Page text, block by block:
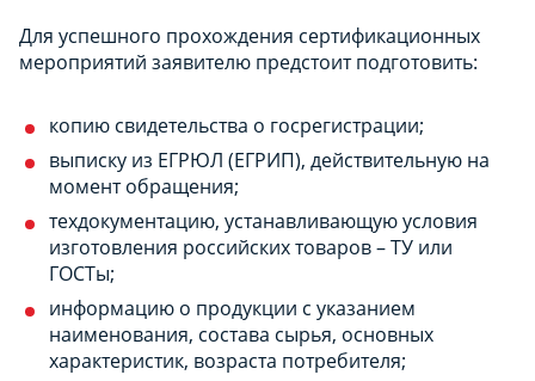
Для успешного прохождения сертификационных
мероприятий заявителю предстоит подготовить:
копию свидетельства о госрегистрации;
выписку из ЕГРЮЛ (ЕГРИП), действительную на
момент обращения;
техдокументацию, устанавливающую условия
изготовления российских товаров – ТУ или
ГОСТы;
информацию о продукции с указанием
наименования, состава сырья, основных
характеристик, возраста потребителя;